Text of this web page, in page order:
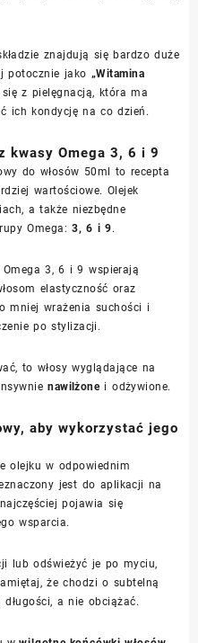
znajdują się bardzo duże
potocznie jako „Witamina
z pielęgnacją, która ma
ich kondycję na co dzień.
kwasy Omega 3, 6 i 9
do włosów 50ml to recepta
wartościowe. Olejek
a także niezbędne
Omega:3, 6 i 9.
3, 6 i 9 wspierają
elastyczność oraz
mniej wrażenia suchości i
po stylizacji.
to włosy wyglądające na
nawilżonei odżywione.
aby wykorzystać jego
olejku w odpowiednim
jest do aplikacji na
pojawia się
wsparcia.
lub odświeżyć je po myciu,
że chodzi o subtelną
a nie obciążać.